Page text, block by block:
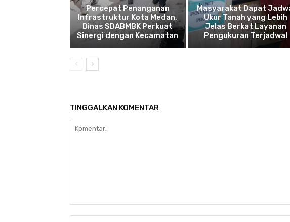
Percepat Penanganan
Infrastruktur Kota Medan,
Dinas SDABMBK Perkuat
Sinergi dengan Kecamatan
Masyarakat Dapat
Ukur Tanah yang Lebih
Jelas Berkat Layanan
Pengukuran Terjadwal
TINGGALKAN KOMENTAR